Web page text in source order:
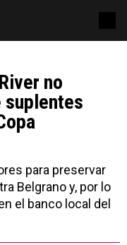
no
suplentes
para preservar
Belgrano y, por lo
el banco local del